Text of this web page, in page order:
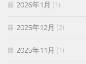
2026年1月 (1)
2025年12月 (2)
2025年11月 (1)